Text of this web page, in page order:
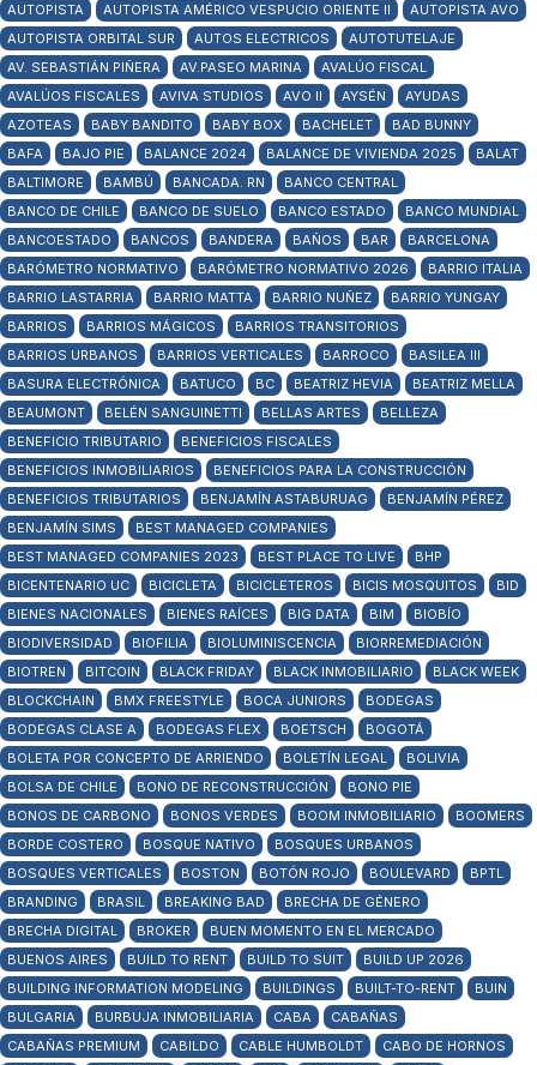
AUTOPISTA
AUTOPISTA AMÉRICO VESPUCIO ORIENTE II
AUTOPISTA AVO
AUTOPISTA ORBITAL SUR
AUTOS ELECTRICOS
AUTOTUTELAJE
AV. SEBASTIÁN PIÑERA
AV.PASEO MARINA
AVALÚO FISCAL
AVALÚOS FISCALES
AVIVA STUDIOS AVO II AYSÉN
AYUDAS
AZOTEAS
BABY BANDITO BABY BOX BACHELET
BAD BUNNY
BAFA
BAJO PIE BALANCE 2024 BALANCE DE VIVIENDA 2025
BALAT
BALTIMORE
BAMBÚ BANCADA. RN
BANCO CENTRAL
BANCO DE CHILE
BANCO DE SUELO BANCO ESTADO
BANCO MUNDIAL
BANCOESTADO
BANCOS BANDERA BAÑOS BAR
BARCELONA
BARÓMETRO NORMATIVO
BARÓMETRO NORMATIVO 2026
BARRIO ITALIA
BARRIO LASTARRIA
BARRIO MATTA BARRIO NUÑEZ
BARRIO YUNGAY
BARRIOS
BARRIOS MÁGICOS
BARRIOS TRANSITORIOS
BARRIOS URBANOS
BARRIOS VERTICALES BARROCO
BASILEA III
BASURA ELECTRÓNICA
BATUCO BC BEATRIZ HEVIA
BEATRIZ MELLA
BEAUMONT
BELÉN SANGUINETTI BELLAS ARTES
BELLEZA
BENEFICIO TRIBUTARIO
BENEFICIOS FISCALES
BENEFICIOS INMOBILIARIOS
BENEFICIOS PARA LA CONSTRUCCIÓN
BENEFICIOS TRIBUTARIOS
BENJAMÍN ASTABURUAG
BENJAMÍN PÉREZ
BENJAMÍN SIMS
BEST MANAGED COMPANIES
BEST MANAGED COMPANIES 2023
BEST PLACE TO LIVE
BHP
BICENTENARIO UC
BICICLETA BICICLETEROS BICIS MOSQUITOS
BID
BIENES NACIONALES
BIENES RAÍCES BIG DATA BIM
BIOBÍO
BIODIVERSIDAD
BIOFILIA BIOLUMINISCENCIA
BIORREMEDIACIÓN
BIOTREN
BITCOIN BLACK FRIDAY BLACK INMOBILIARIO
BLACK WEEK
BLOCKCHAIN
BMX FREESTYLE BOCA JUNIORS
BODEGAS
BODEGAS CLASE A
BODEGAS FLEX BOETSCH
BOGOTÁ
BOLETA POR CONCEPTO DE ARRIENDO
BOLETÍN LEGAL
BOLIVIA
BOLSA DE CHILE
BONO DE RECONSTRUCCIÓN
BONO PIE
BONOS DE CARBONO
BONOS VERDES BOOM INMOBILIARIO
BOOMERS
BORDE COSTERO
BOSQUE NATIVO
BOSQUES URBANOS
BOSQUES VERTICALES
BOSTON BOTÓN ROJO BOULEVARD
BPTL
BRANDING
BRASIL BREAKING BAD
BRECHA DE GÉNERO
BRECHA DIGITAL
BROKER
BUEN MOMENTO EN EL MERCADO
BUENOS AIRES
BUILD TO RENT BUILD TO SUIT
BUILD UP 2026
BUILDING INFORMATION MODELING
BUILDINGS BUILT-TO-RENT
BUIN
BULGARIA
BURBUJA INMOBILIARIA CABA
CABAÑAS
CABAÑAS PREMIUM
CABILDO CABLE HUMBOLDT
CABO DE HORNOS